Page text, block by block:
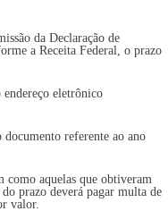
da Declaração de
a Receita Federal, o prazo
endereço eletrônico
documento referente ao ano
como aquelas que obtiveram
prazo deverá pagar multa de
valor.